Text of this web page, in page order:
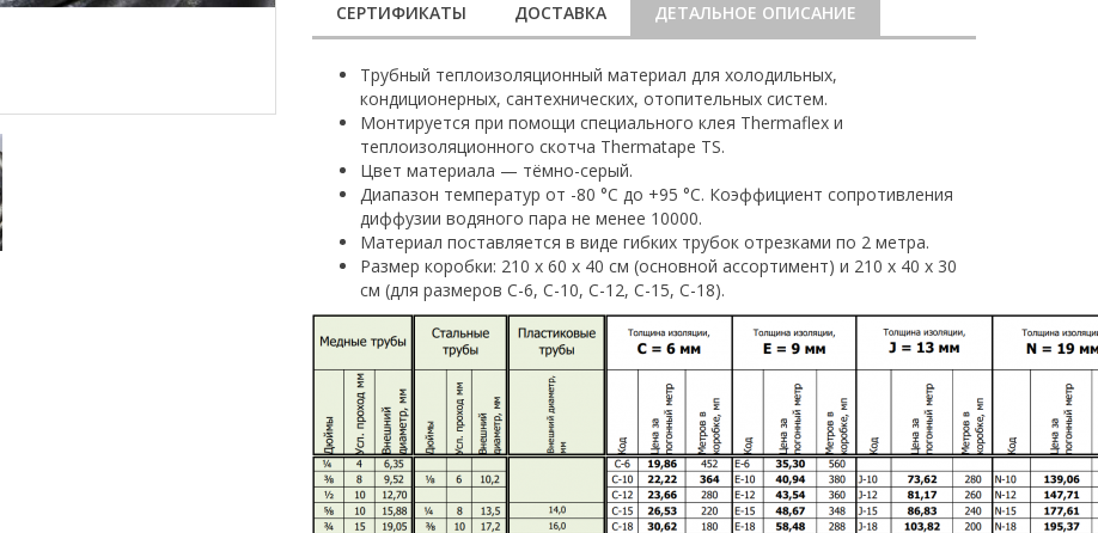
СЕРТИФИКАТЫ ДОСТАВКА ДЕТАЛЬНОЕ ОПИСАНИЕ
Трубный теплоизоляционный материал для холодильных,
кондиционерных, сантехнических, отопительных систем.
Монтируется при помощи специального клея Thermaflex и
теплоизоляционного скотча Thermatape TS.
Цвет материала — тёмно-серый.
Диапазон температур от -80 °С до +95 °С. Коэффициент сопротивления
диффузии водяного пара не менее 10000.
Материал поставляется в виде гибких трубок отрезками по 2 метра.
Размер коробки: 210 х 60 х 40 см (основной ассортимент) и 210 х 40 х 30
см (для размеров С-6, С-10, С-12, С-15, С-18).